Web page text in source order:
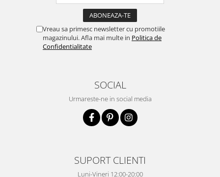
Vreau sa primesc newsletter cu promotiile
magazinului. Afla mai multe in Politica de
Confidentialitate
SOCIAL
Urmareste-ne in social media
SUPORT CLIENTI
Luni-Vineri 12:00-20:00